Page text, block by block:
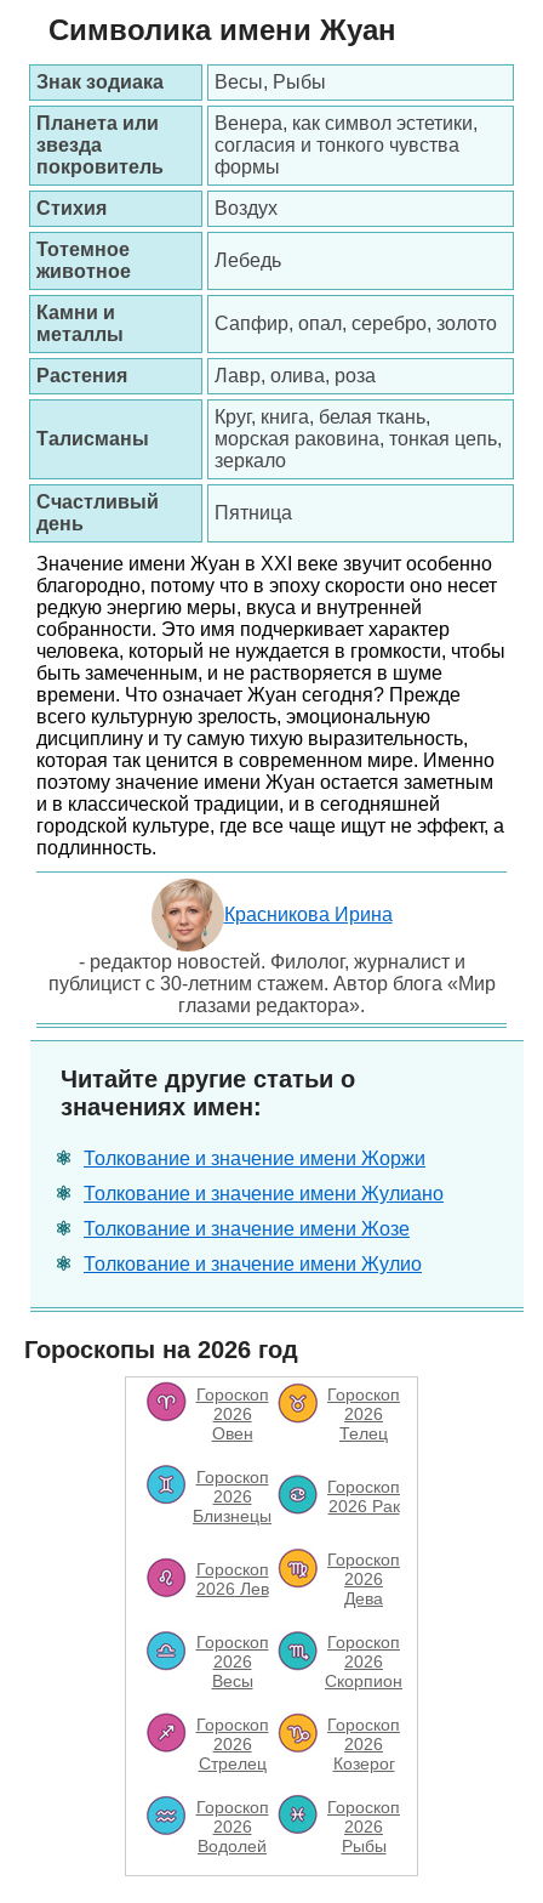
Символика имени Жуан
Знак зодиака
Весы, Рыбы
Планета или
звезда
покровитель
Венера, как символ эстетики,
согласия и тонкого чувства
формы
Стихия
Воздух
Тотемное
животное
Лебедь
Камни и
металлы
Сапфир, опал, серебро, золото
Растения Лавр, олива, роза
Талисманы
Круг, книга, белая ткань,
морская раковина, тонкая цепь,
зеркало
Счастливый
день
Пятница
Значение имени Жуан в XXI веке звучит особенно
благородно, потому что в эпоху скорости оно несет
редкую энергию меры, вкуса и внутренней
собранности. Это имя подчеркивает характер
человека, который не нуждается в громкости, чтобы
быть замеченным, и не растворяется в шуме
времени. Что означает Жуан сегодня? Прежде
всего культурную зрелость, эмоциональную
дисциплину и ту самую тихую выразительность,
которая так ценится в современном мире. Именно
поэтому значение имени Жуан остается заметным
и в классической традиции, и в сегодняшней
городской культуре, где все чаще ищут не эффект, а
подлинность.
Красникова Ирина
- редактор новостей. Филолог, журналист и
публицист с 30-летним стажем. Автор блога «Мир
глазами редактора».
Читайте другие статьи о
значениях имен:
Толкование и значение имени Жоржи
Толкование и значение имени Жулиано
Толкование и значение имени Жозе
Толкование и значение имени Жулио
Гороскопы на 2026 год
Гороскоп
2026
Овен
Гороскоп
2026
Телец
Гороскоп
2026
Близнецы
Гороскоп
2026 Рак
Гороскоп
2026 Лев
Гороскоп
2026
Дева
Гороскоп
2026
Весы
Гороскоп
2026
Скорпион
Гороскоп
2026
Стрелец
Гороскоп
2026
Козерог
Гороскоп
2026
Водолей
Гороскоп
2026
Рыбы